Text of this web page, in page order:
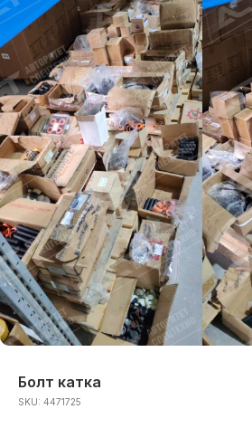
Болт катка
SKU: 4471725